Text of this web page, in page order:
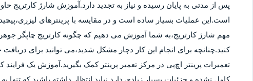
پس از مدتی به پایان رسیده و نیاز به تجدید دارد.آموزش شارژ کارتریج
است.این عملیات بسیار ساده است و در مقایسه با پرینترهای
مهم شارژ کارتریج،به شما آموزش می دهیم که چگونه کارتریج چاپگر
کنید.چنانچه برای انجام این کار دچار مشکل شدید،می توانید برای
تعمیرات پرینتر اچ‌پی در مرکز تعمیر پرینتر کمک بگیرید.آموزش یک